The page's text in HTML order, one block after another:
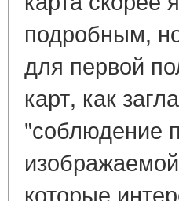
подробным,
для первой
карт, как
"соблюдение
которые